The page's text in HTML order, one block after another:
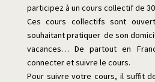
participez à un cours collectif de
Ces cours collectifs sont
souhaitant pratiquer de son
vacances… De partout en
connecter et suivre le cours.
Pour suivre votre cours, il suffit